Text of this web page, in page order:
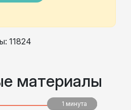
11824
материалы
5 минут
5 минут
1 минута